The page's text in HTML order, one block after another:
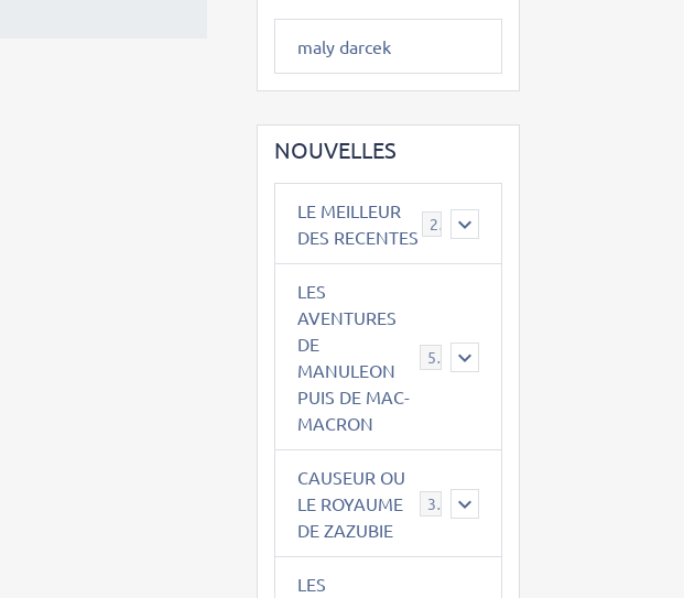
maly darcek
NOUVELLES
LE MEILLEUR
DES RECENTES
2
LES
AVENTURES
DE
MANULEON
PUIS DE MAC-
MACRON
543
CAUSEUR OU
LE ROYAUME
DE ZAZUBIE
38
LES